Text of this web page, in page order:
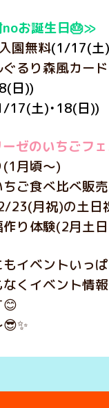
お誕生日🎂≫
園無料(1/17(土)
るり森風カー
日))
17(土)・18(日))
ゼのいちごフ
月頃～)
ご食べ比べ販売
23(月祝)の土日
り体験(2月土
イベントいっ
くイベント情
😊